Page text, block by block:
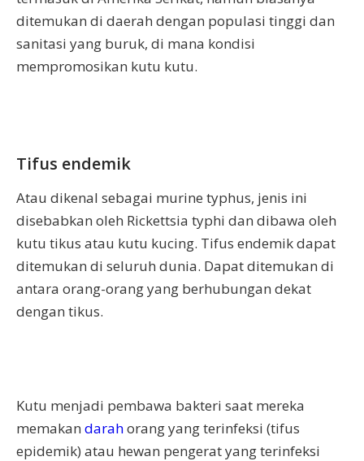
ditemukan di daerah dengan populasi tinggi dan
sanitasi yang buruk, di mana kondisi
mempromosikan kutu kutu.
Tifus endemik
Atau dikenal sebagai murine typhus, jenis ini
disebabkan oleh Rickettsia typhi dan dibawa oleh
kutu tikus atau kutu kucing. Tifus endemik dapat
ditemukan di seluruh dunia. Dapat ditemukan di
antara orang-orang yang berhubungan dekat
dengan tikus.
Kutu menjadi pembawa bakteri saat mereka
memakan darahorang yang terinfeksi (tifus
epidemik) atau hewan pengerat yang terinfeksi